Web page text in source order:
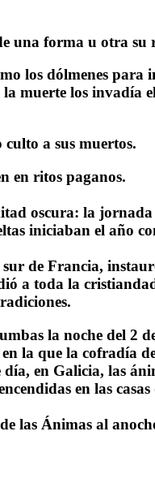
una forma u otra su
los dólmenes
muerte los
a sus muertos.
en ritos paganos.
oscura: la
iniciaban el año
de Francia,
a toda la
la noche del
la que la cofradía
en Galicia, las
en las
las Ánimas al